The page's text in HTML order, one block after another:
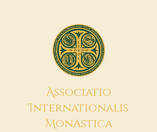
Associatio
Internationalis
MonAstica